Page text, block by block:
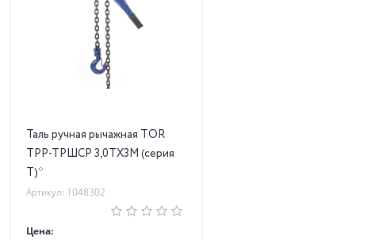
Таль ручная рычажная TOR
ТРР-ТРШСР 3,0ТХ3М (серия
T)*
Артикул: 1048302
Цена: